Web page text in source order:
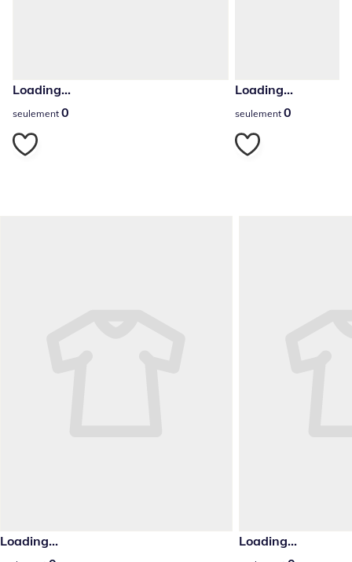
Loading...
0
seulement 0
Loading...
0
seulement 0
Loading...
Loading...